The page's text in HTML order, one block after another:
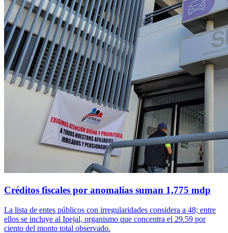
Créditos fiscales por anomalías suman 1,775 mdp
La lista de entes públicos con irregularidades considera a 48; entre
ellos se incluye al Ipejal, organismo que concentra el 29.59 por
ciento del monto total observado.